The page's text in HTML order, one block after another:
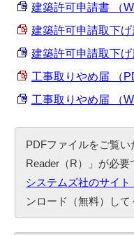
建築許可申請書 （
建築許可申請取下げ
建築許可申請取下げ
工事取りやめ届 （
工事取りやめ届 （
PDFファイルをご覧い
Reader（R）」が必
システムズ社のサイ
ンロード（無料）して